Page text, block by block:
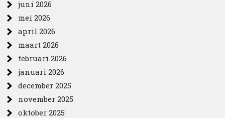
juni 2026
mei 2026
april 2026
maart 2026
februari 2026
januari 2026
december 2025
november 2025
oktober 2025